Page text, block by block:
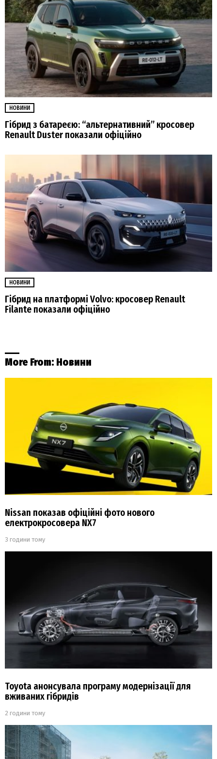
НОВИНИ
Гібрид з батареєю: “альтернативний” кросовер
Renault Duster показали офіційно
НОВИНИ
Гібрид на платформі Volvo: кросовер Renault
Filante показали офіційно
More From: Новини
Nissan показав офіційні фото нового
електрокросовера NX7
3 години тому
Toyota анонсувала програму модернізації для
вживаних гібридів
2 години тому